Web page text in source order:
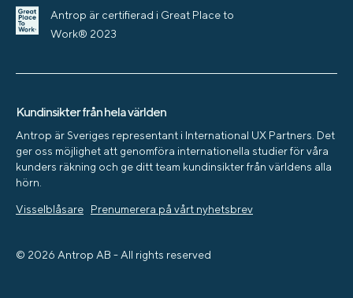
Antrop är certifierad i Great Place to
Work® 2023
Kundinsikter från hela världen
Antrop är Sveriges representant i International UX Partners. Det
ger oss möjlighet att genomföra internationella studier för våra
kunders räkning och ge ditt team kundinsikter från världens alla
hörn.
Visselblåsare Prenumerera på vårt nyhetsbrev
© 2026 Antrop AB - All rights reserved